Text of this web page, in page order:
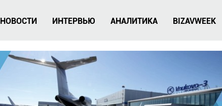
НОВОСТИ ИНТЕРВЬЮ АНАЛИТИКА BIZAVWEEK